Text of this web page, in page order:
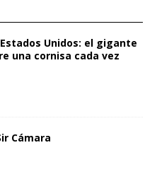
Unidos: el gigante
una cornisa cada vez
Cámara